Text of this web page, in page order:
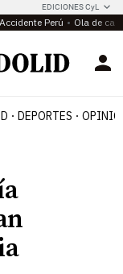
EDICIONES CyL
Accidente Perú Ola de
DEPORTES